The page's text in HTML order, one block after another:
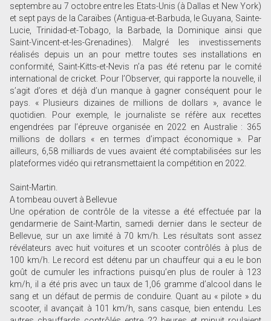
septembre au 7 octobre entre les Etats-Unis (à Dallas et New York)
et sept pays de la Caraïbes (Antigua-et-Barbuda, le Guyana, Sainte-
Lucie, Trinidad-et-Tobago, la Barbade, la Dominique ainsi que
Saint-Vincent-et-les-Grenadines). Malgré les investissements
réalisés depuis un an pour mettre toutes ses installations en
conformité, Saint-Kitts-et-Nevis n’a pas été retenu par le comité
international de cricket. Pour l’Observer, qui rapporte la nouvelle, il
s’agit d’ores et déjà d’un manque à gagner conséquent pour le
pays. « Plusieurs dizaines de millions de dollars », avance le
quotidien. Pour exemple, le journaliste se réfère aux recettes
engendrées par l’épreuve organisée en 2022 en Australie : 365
millions de dollars « en termes d’impact économique ». Par
ailleurs, 6,58 milliards de vues avaient été comptabilisées sur les
plateformes vidéo qui retransmettaient la compétition en 2022.
Saint-Martin.
A tombeau ouvert à Bellevue
Une opération de contrôle de la vitesse a été effectuée par la
gendarmerie de Saint-Martin, samedi dernier dans le secteur de
Bellevue, sur un axe limité à 70 km/h. Les résultats sont assez
révélateurs avec huit voitures et un scooter contrôlés à plus de
100 km/h. Le record est détenu par un chauffeur qui a eu le bon
goût de cumuler les infractions puisqu’en plus de rouler à 123
km/h, il a été pris avec un taux de 1,06 gramme d’alcool dans le
sang et un défaut de permis de conduire. Quant au « pilote » du
scooter, il avançait à 101 km/h, sans casque, bien entendu. Les